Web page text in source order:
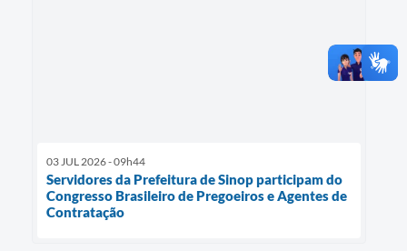
03 JUL 2026 - 09h44
Servidores da Prefeitura de Sinop participam do
Congresso Brasileiro de Pregoeiros e Agentes de
Contratação